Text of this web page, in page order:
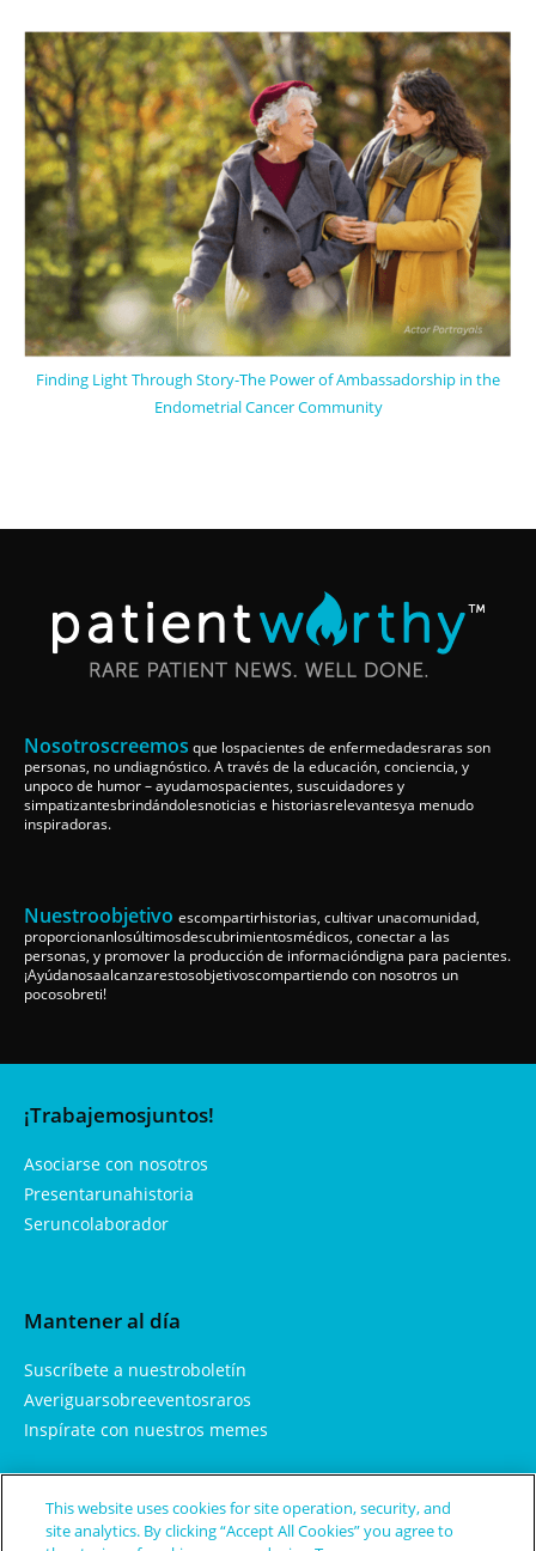
Finding Light Through Story-The Power of Ambassadorship in the
Endometrial Cancer Community
Nosotroscreemos que lospacientes de enfermedadesraras son
personas, no undiagnóstico. A través de la educación, conciencia, y
unpoco de humor – ayudamospacientes, suscuidadores y
simpatizantesbrindándolesnoticias e historiasrelevantesya menudo
inspiradoras.
Nuestroobjetivo escompartirhistorias, cultivar unacomunidad,
proporcionanlosúltimosdescubrimientosmédicos, conectar a las
personas, y promover la producción de informacióndigna para pacientes.
¡Ayúdanosaalcanzarestosobjetivoscompartiendo con nosotros un
pocosobreti!
¡Trabajemosjuntos!
Asociarse con nosotros
Presentarunahistoria
Seruncolaborador
Mantener al día
Suscríbete a nuestroboletín
Averiguarsobreeventosraros
Inspírate con nuestros memes
Aprendemás
This website uses cookies for site operation, security, and
site analytics. By clicking “Accept All Cookies” you agree to